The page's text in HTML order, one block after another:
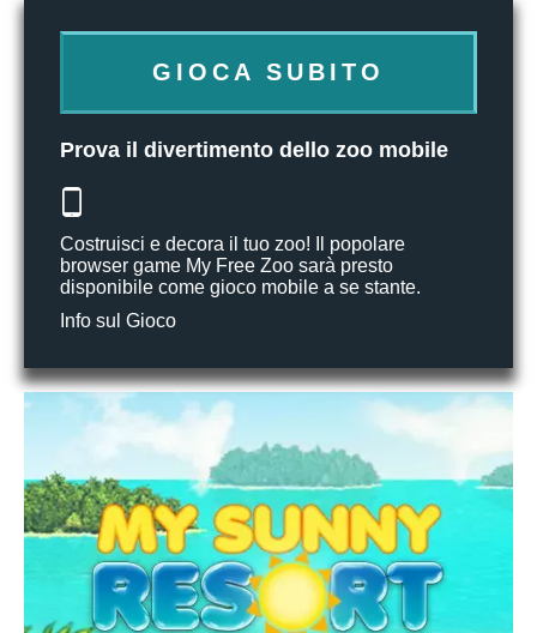
GIOCA SUBITO
Prova il divertimento dello zoo mobile
Costruisci e decora il tuo zoo! Il popolare
browser game My Free Zoo sarà presto
disponibile come gioco mobile a se stante.
Info sul Gioco